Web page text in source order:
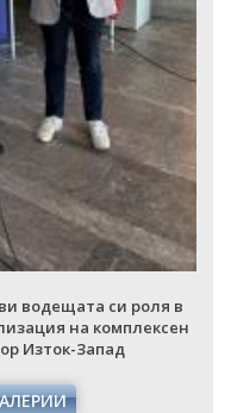
водещата си роля в
на комплексен
Изток-Запад